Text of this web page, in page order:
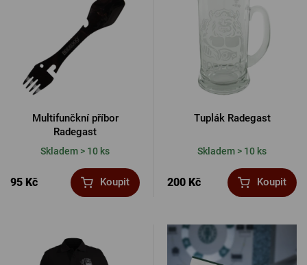
Multifunčkní příbor
Radegast
Skladem > 10 ks
95 Kč Koupit
Tuplák Radegast
Skladem > 10 ks
200 Kč Koupit